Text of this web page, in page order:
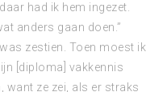
had ik hem ingezet.
anders gaan doen.”
zestien. Toen moest ik
[diploma] vakkennis
want ze zei, als er straks